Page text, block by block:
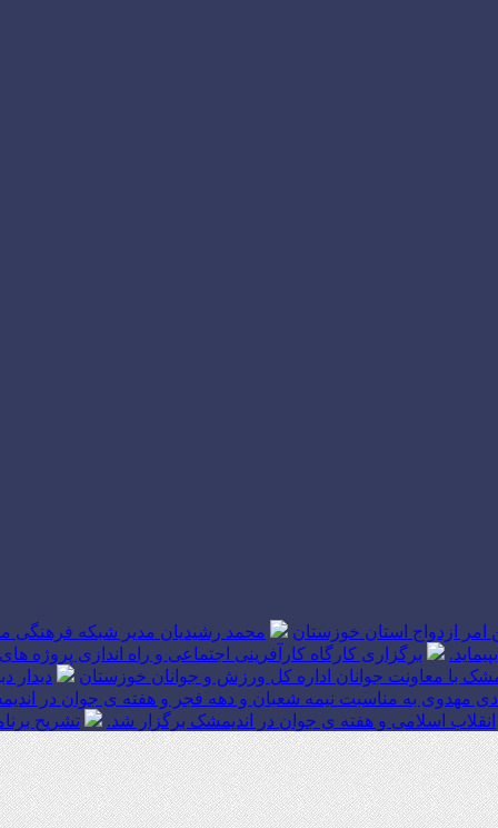
امر ازدواج استان خوزستان
محمد رشیدیان مدیر شبکه فرهنگی
برگزاری کارگاه کارآفرینی اجتماعی و راه اندازی
با معاونت جوانان اداره کل ورزش و جوانان خوزستان
دیدار
مهدوی به مناسبت نیمه شعبان و دهه فجر و هفته ی جوان در
انقلاب اسلامی و هفته ی جوان در اندیمشک برگزار شد.
تشریح